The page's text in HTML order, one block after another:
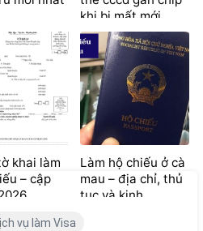
khi bị mất mới
2024
Làm hộ chiếu ở cà
mau – địa chỉ, thủ
tục và kinh
khai làm
– cập
vụ làm Visa